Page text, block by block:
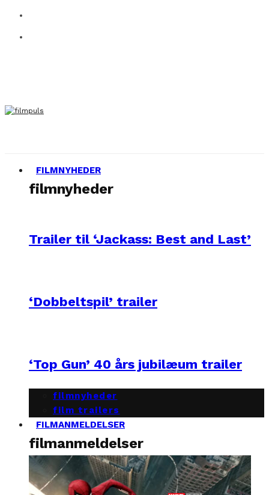
FILMNYHEDER
filmnyheder
Trailer til ‘Jackass: Best and Last’
‘Dobbeltspil’ trailer
‘Top Gun’ 40 års jubilæum trailer
filmnyheder
film trailers
FILMANMELDELSER
filmanmeldelser